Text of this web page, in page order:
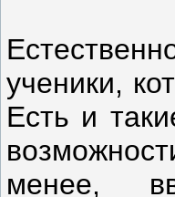
ученики,
Есть и
менее,